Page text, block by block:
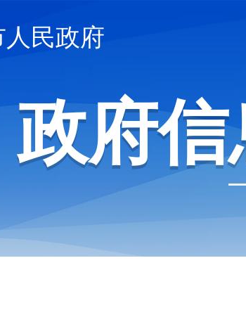
民政府
政府